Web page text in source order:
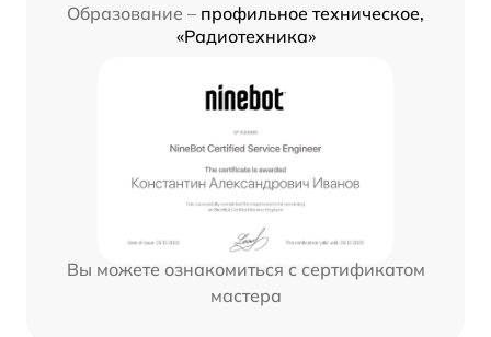
Образование – профильное техническое,
«Радиотехника»
Вы можете ознакомиться с сертификатом
мастера